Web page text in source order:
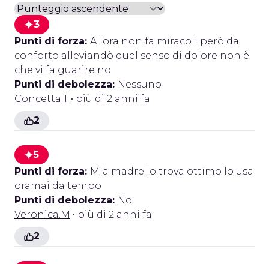
3
Punti di forza: Allora non fa miracoli però da
conforto alleviandò quel senso di dolore non è
che vi fa guarire no
Punti di debolezza: Nessuno
Concetta.T • più di 2 anni fa
2
5
Punti di forza: Mia madre lo trova ottimo lo usa
oramai da tempo
Punti di debolezza: No
Veronica.M • più di 2 anni fa
2